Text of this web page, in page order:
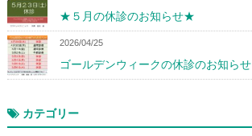
★５月の休診のお知らせ★
2026/04/25
ゴールデンウィークの休診のお知らせ
カテゴリー